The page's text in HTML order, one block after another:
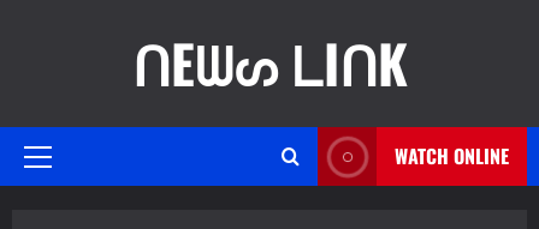
ᑎEᗯᔕ ᒪIᑎK
Primary
WATCH ONLINE